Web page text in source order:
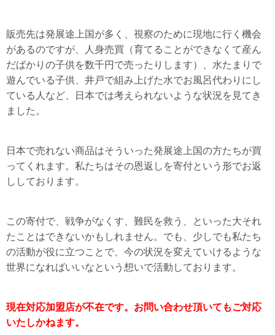
販売先は発展途上国が多く、視察のために現地に行く機会
があるのですが、人身売買（育てることができなくて産ん
だばかりの子供を数千円で売ったりします）、水たまりで
遊んでいる子供、井戸で組み上げた水でお風呂代わりにし
ている人など、日本では考えられないような状況を見てき
ました。
日本で売れない商品はそういった発展途上国の方たちが買
ってくれます。私たちはその恩返しを寄付という形でお返
ししております。
この寄付で、戦争がなくす、難民を救う、といった大それ
たことはできないかもしれません。でも、少しでも私たち
の活動が役に立つことで、今の状況を変えていけるような
世界になればいいなという想いで活動しております。
現在対応加盟店が不在です。お問い合わせ頂いてもご対応
いたしかねます。